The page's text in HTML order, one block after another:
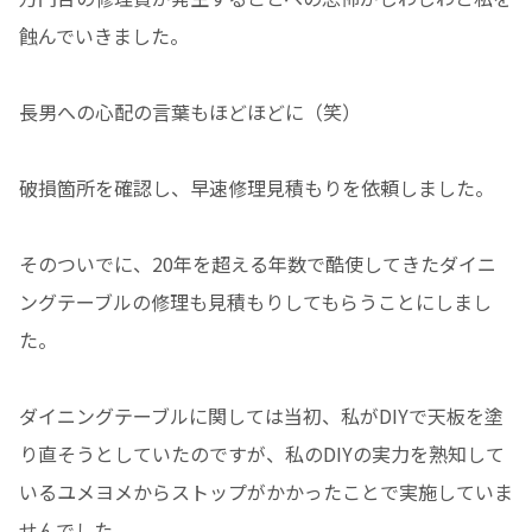
蝕んでいきました。
長男への心配の言葉もほどほどに（笑）
破損箇所を確認し、早速修理見積もりを依頼しました。
そのついでに、20年を超える年数で酷使してきたダイニ
ングテーブルの修理も見積もりしてもらうことにしまし
た。
ダイニングテーブルに関しては当初、私がDIYで天板を塗
り直そうとしていたのですが、私のDIYの実力を熟知して
いるユメヨメからストップがかかったことで実施していま